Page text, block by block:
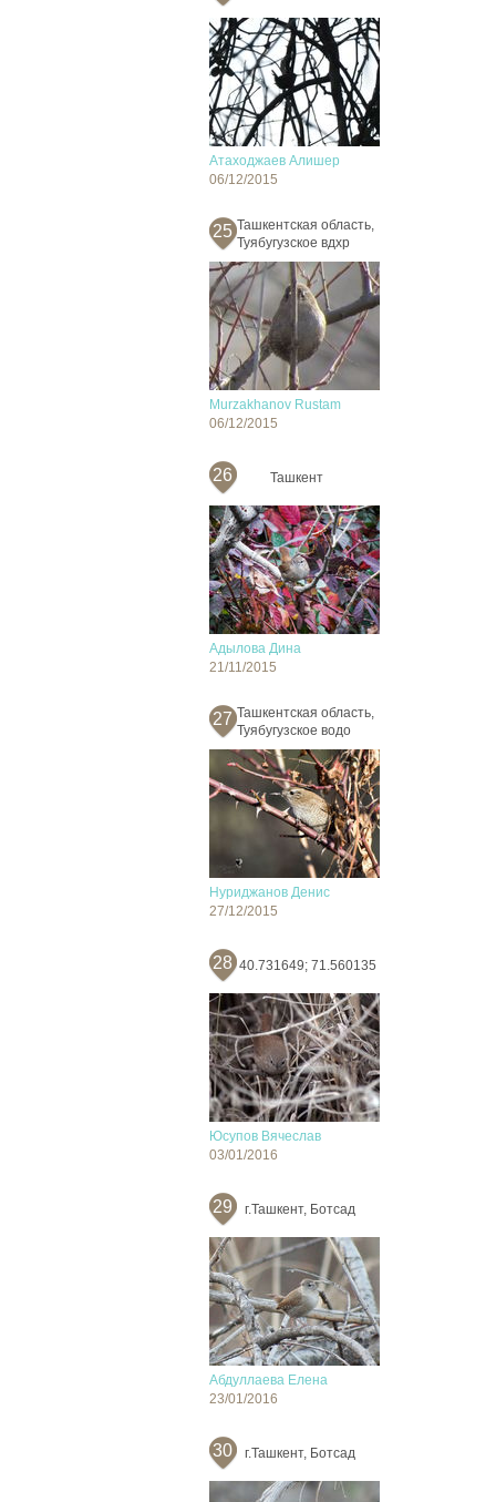
Атаходжаев Алишер
06/12/2015
25 Ташкентская область,
Туябугузское вдхр
Murzakhanov Rustam
06/12/2015
26 Ташкент
Адылова Дина
21/11/2015
27 Ташкентская область,
Туябугузское водо
Нуриджанов Денис
27/12/2015
28 40.731649; 71.560135
Юсупов Вячеслав
03/01/2016
29 г.Ташкент, Ботсад
Абдуллаева Елена
23/01/2016
30 г.Ташкент, Ботсад